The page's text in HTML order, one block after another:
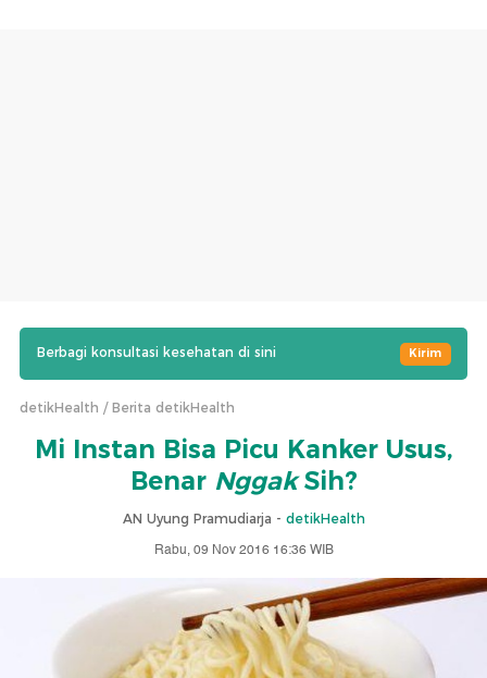
Berbagi konsultasi kesehatan di sini Kirim
detikHealth Berita detikHealth
Mi Instan Bisa Picu Kanker Usus,
Benar NggakSih?
AN Uyung Pramudiarja - detikHealth
Rabu, 09 Nov 2016 16:36 WIB